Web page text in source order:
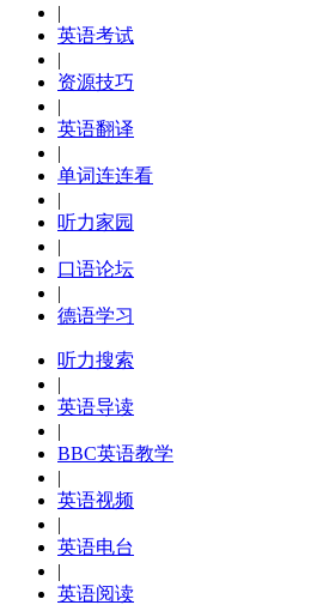
|
英语考试
|
资源技巧
|
英语翻译
|
单词连连看
|
听力家园
|
口语论坛
|
德语学习
听力搜索
|
英语导读
|
BBC英语教学
|
英语视频
|
英语电台
|
英语阅读